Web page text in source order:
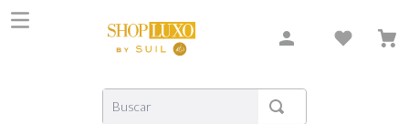
Buscar